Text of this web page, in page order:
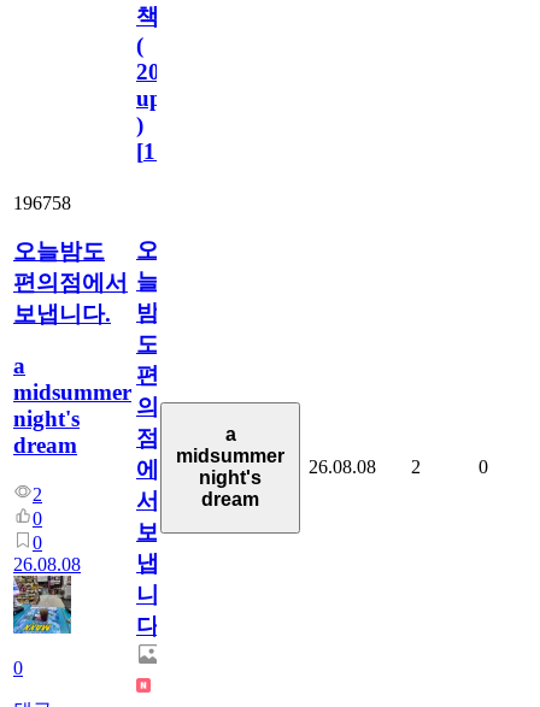
책
(
2023.11.1
update
)
[110
196758
오늘밤도
편의점에서
보냅니다.
a
midsummer
night's
dream
2
0
0
26.08.08
0
오
늘
밤
도
편
의
점
에
서
보
냅
니
다.
a
midsummer
night's
dream
26.08.08 2 0